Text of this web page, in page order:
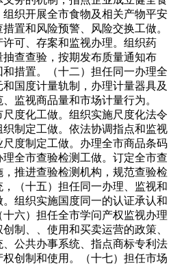
织开展全市食物及相关产物平安
置和风险预警、风险交换工做。
可、存案和监视办理。组织药
查查验，按期发布质量通知布
措置。（十二）担任同一办理全
国度计量轨制，办理计量器具及
监视商品量和市场计量行为。
尺度化工做。组织实施尺度化法令
制定工做。依法协调指点和监视
度制定工做。办理全市商品条码
全市查验检测工做。订定全市查
推进查验检测机构，规范查验检
（十五）担任同一办理、监视和
组织实施国度同一的认证承认和
六）担任全市学问产权监视办理
制、、使用和买卖运营的政策、
公共办事系统、指点商标专利法
创制和使用。（十七）担任市场